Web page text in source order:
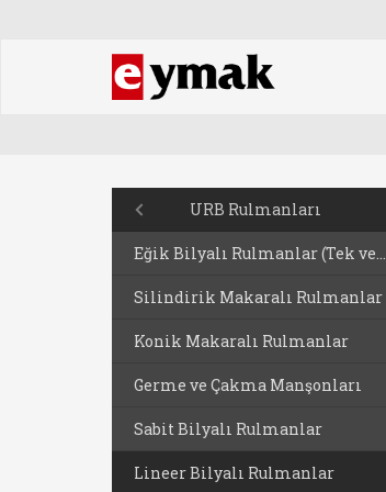
URB Rulmanları
Eğik Bilyalı Rulmanlar (Tek ve Çift Sıralı)
Silindirik Makaralı Rulmanlar
Konik Makaralı Rulmanlar
Germe ve Çakma Manşonları
Sabit Bilyalı Rulmanlar
Lineer Bilyalı Rulmanlar